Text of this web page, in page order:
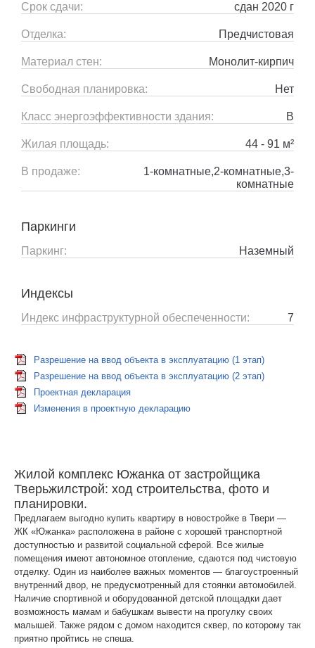
Срок сдачи: сдан 2020 г
Отделка: Предчистовая
Материал стен: Монолит-кирпич
Свободная планировка: Нет
Класс энергоэффективности здания: B
Жилая площадь: 44 - 91 м²
В продаже:
1-комнатные,2-комнатные,3-
комнатные
Паркинги
Паркинг: Наземный
Индексы
Индекс инфраструктурной обеспеченности: 7
Разрешение на ввод объекта в эксплуатацию (1 этап)
Разрешение на ввод объекта в эксплуатацию (2 этап)
Проектная декларация
Изменения в проектную декларацию
Жилой комплекс Южанка от застройщика
Тверьжилстрой: ход строительства, фото и
планировки.
Предлагаем выгодно купить квартиру в новостройке в Твери —
ЖК «Южанка» расположена в районе с хорошей транспортной
доступностью и развитой социальной сферой. Все жилые
помещения имеют автономное отопление, сдаются под чистовую
отделку. Один из наиболее важных моментов — благоустроенный
внутренний двор, не предусмотренный для стоянки автомобилей.
Наличие спортивной и оборудованной детской площадки дает
возможность мамам и бабушкам вывести на прогулку своих
малышей. Также рядом с домом находится сквер, по которому так
приятно пройтись не спеша.